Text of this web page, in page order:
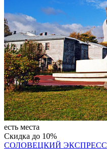
есть места
Скидка до 10%
СОЛОВЕЦКИЙ ЭКСПРЕСС